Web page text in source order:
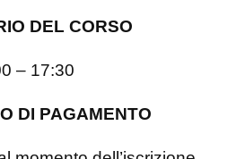
DEL CORSO
– 17:30
DI PAGAMENTO